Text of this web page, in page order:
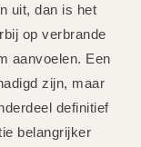
uit, dan is het
op verbrande
aanvoelen. Een
zijn, maar
definitief
belangrijker